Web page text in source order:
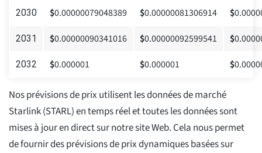
2030 $0.00000079048389 $0.00000081306914 $
2031 $0.00000090341016 $0.00000092599541 $
2032 $0.000001 $0.000001 $
Nos prévisions de prix utilisent les données de marché
Starlink (STARL) en temps réel et toutes les données sont
mises à jour en direct sur notre site Web. Cela nous permet
de fournir des prévisions de prix dynamiques basées sur